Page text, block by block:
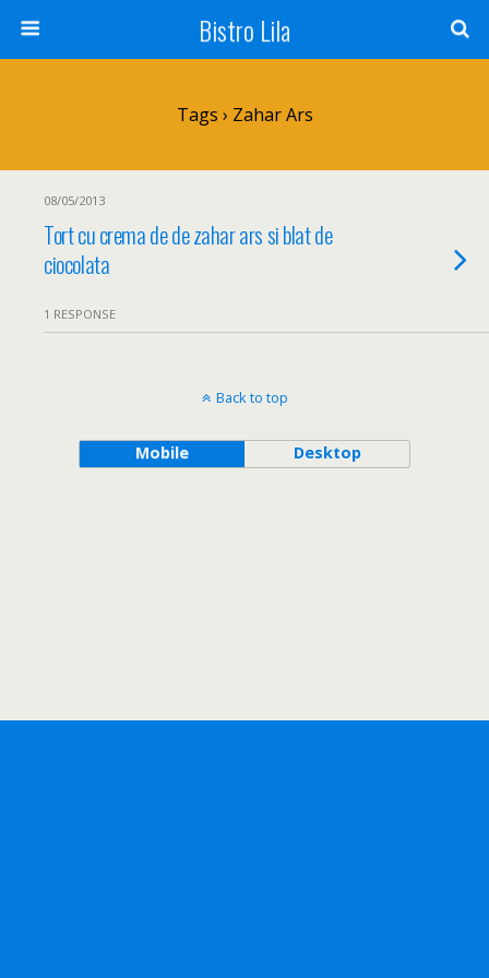
Bistro Lila
Tags › Zahar Ars
08/05/2013
Tort cu crema de de zahar ars si blat de
ciocolata
1 RESPONSE
Back to top
Mobile Desktop